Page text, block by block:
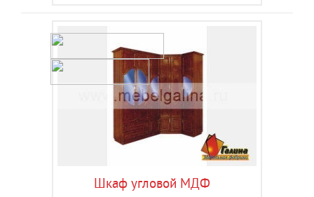
Шкаф угловой МДФ